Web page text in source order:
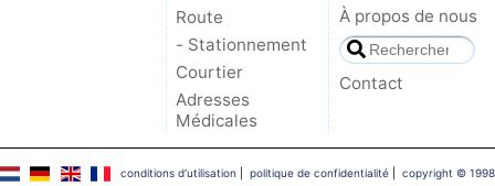
Route
- Stationnement
Courtier
Adresses
Médicales
À propos de nous
Contact
conditions d‘utilisation politique de confidentialité| copyright © 1998